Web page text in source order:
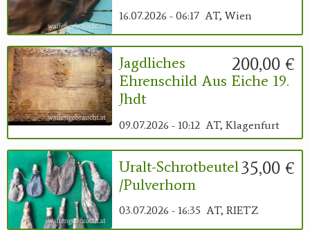
16.07.2026 - 06:17 AT, Wien
200,00 €
Jagdliches
Ehrenschild Aus Eiche 19.
Jhdt
09.07.2026 - 10:12 AT, Klagenfurt
35,00 €
Uralt-Schrotbeutel
/Pulverhorn
03.07.2026 - 16:35 AT, RIETZ